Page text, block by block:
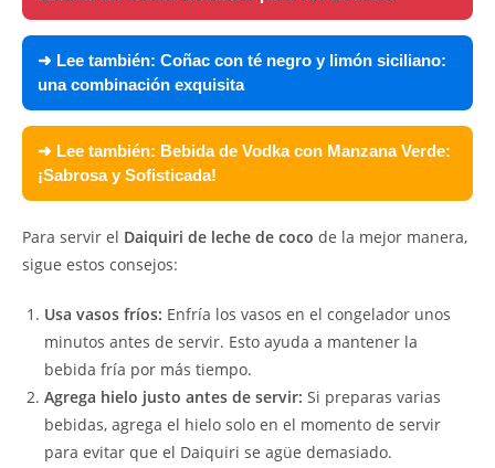
➜ Lee también: Coñac con té negro y limón siciliano:
una combinación exquisita
➜ Lee también: Bebida de Vodka con Manzana Verde:
¡Sabrosa y Sofisticada!
Para servir el Daiquiri de leche de coco de la mejor manera,
sigue estos consejos:
Usa vasos fríos: Enfría los vasos en el congelador unos
minutos antes de servir. Esto ayuda a mantener la
bebida fría por más tiempo.
Agrega hielo justo antes de servir: Si preparas varias
bebidas, agrega el hielo solo en el momento de servir
para evitar que el Daiquiri se agüe demasiado.